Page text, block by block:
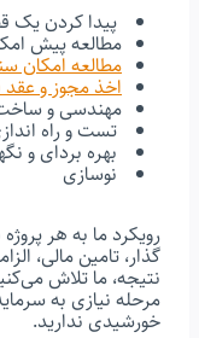
پیدا کردن یک
مطالعه پیش
مطالعه امکان
اخذ مجوز و عقد
مهندسی و
تست و راه
بهره بردای و
نوسازی
رویکرد ما به هر
گذار، تامین مالی،
نتیجه، ما تلاش
مرحله نیازی به
خورشیدی ندارید.